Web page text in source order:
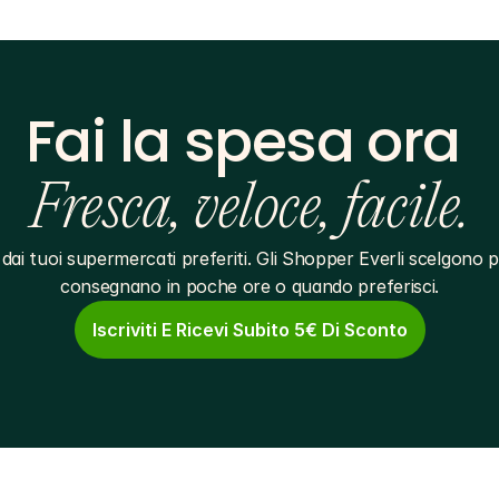
Fai la spesa ora
Fresca, veloce, facile.
tuoi supermercati preferiti. Gli Shopper Everli scelgono
consegnano in poche ore o quando preferisci.
Iscriviti E Ricevi Subito 5€ Di Sconto